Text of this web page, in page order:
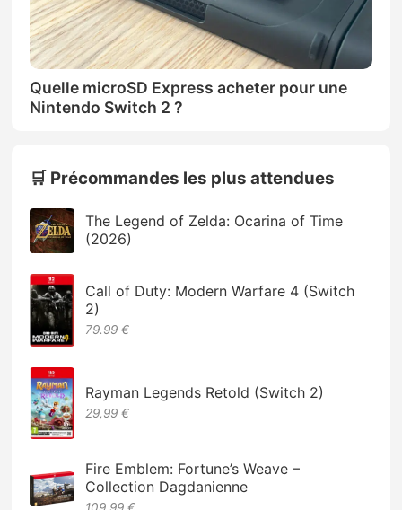
Quelle microSD Express acheter pour une
Nintendo Switch 2 ?
🛒 Précommandes les plus attendues
The Legend of Zelda: Ocarina of Time
(2026)
Call of Duty: Modern Warfare 4 (Switch
2)
79.99 €
Rayman Legends Retold (Switch 2)
29,99 €
Fire Emblem: Fortune’s Weave –
Collection Dagdanienne